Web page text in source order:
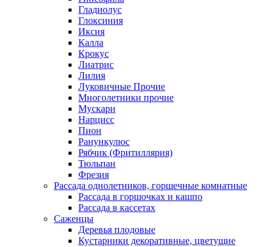
Гладиолус
Глоксиния
Иксия
Калла
Крокус
Лиатрис
Лилия
Луковичные Прочие
Многолетники прочие
Мускари
Нарцисс
Пион
Ранункулюс
Рябчик (Фритиллярия)
Тюльпан
Фрезия
Рассада однолетников, горшечные комнатные
Рассада в горшочках и кашпо
Рассада в кассетах
Саженцы
Деревья плодовые
Кустарники декоративные, цветущие